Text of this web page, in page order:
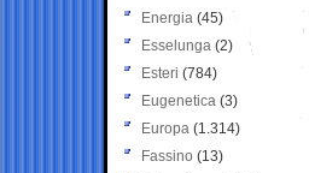
Energia (45)
Esselunga (2)
Esteri (784)
Eugenetica (3)
Europa (1.314)
Fassino (13)